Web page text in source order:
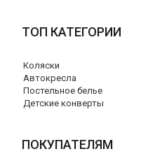
ТОП КАТЕГОРИИ
Коляски
Автокресла
Постельное белье
Детские конверты
ПОКУПАТЕЛЯМ